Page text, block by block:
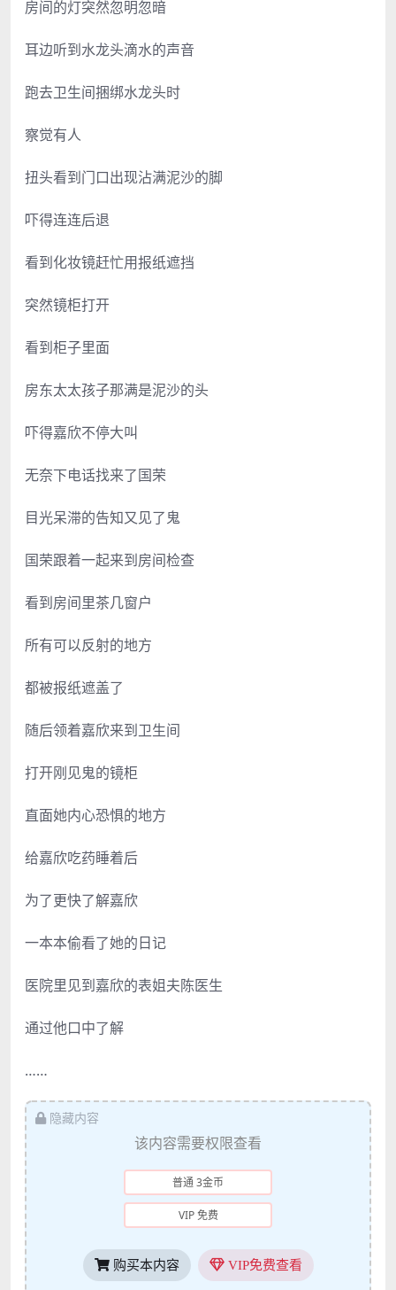
房间的灯突然忽明忽暗
耳边听到水龙头滴水的声音
跑去卫生间捆绑水龙头时
察觉有人
扭头看到门口出现沾满泥沙的脚
吓得连连后退
看到化妆镜赶忙用报纸遮挡
突然镜柜打开
看到柜子里面
房东太太孩子那满是泥沙的头
吓得嘉欣不停大叫
无奈下电话找来了国荣
目光呆滞的告知又见了鬼
国荣跟着一起来到房间检查
看到房间里茶几窗户
所有可以反射的地方
都被报纸遮盖了
随后领着嘉欣来到卫生间
打开刚见鬼的镜柜
直面她内心恐惧的地方
给嘉欣吃药睡着后
为了更快了解嘉欣
一本本偷看了她的日记
医院里见到嘉欣的表姐夫陈医生
通过他口中了解
……
隐藏内容
该内容需要权限查看
普通 3金币
VIP 免费
购买本内容 VIP免费查看